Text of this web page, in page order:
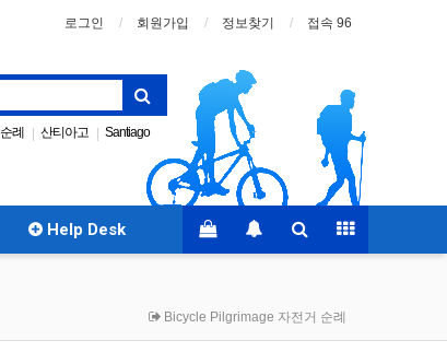
로그인 회원가입 정보찾기 접속 96
례 | 산티아고 | Santiago
Help Desk
Bicycle Pilgrimage 자전거 순례